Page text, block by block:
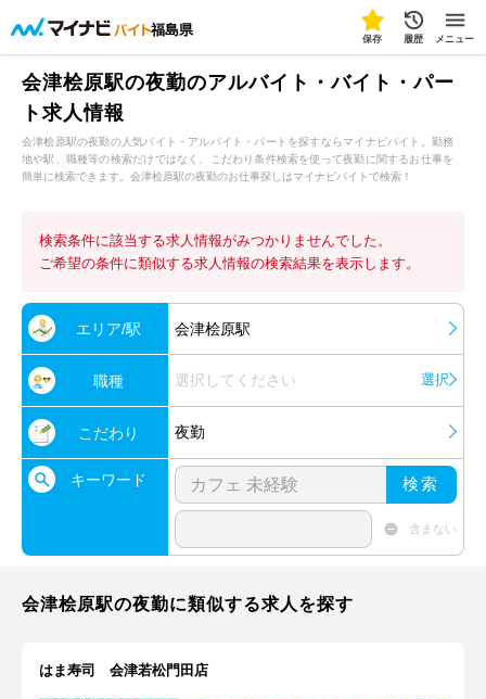
福島県
保存 履歴 メニュー
会津桧原駅の夜勤のアルバイト・バイト・パー
ト求人情報
会津桧原駅の夜勤の人気バイト・アルバイト・パートを探すならマイナビバイト。勤務
地や駅、職種等の検索だけではなく、こだわり条件検索を使って夜勤に関するお仕事を
簡単に検索できます。会津桧原駅の夜勤のお仕事探しはマイナビバイトで検索！
検索条件に該当する求人情報がみつかりませんでした。
ご希望の条件に類似する求人情報の検索結果を表示します。
エリア/駅 会津桧原駅
職種 選択してください 選択
こだわり 夜勤
キーワード 検索
含まない
会津桧原駅の夜勤に類似する求人を探す
はま寿司 会津若松門田店